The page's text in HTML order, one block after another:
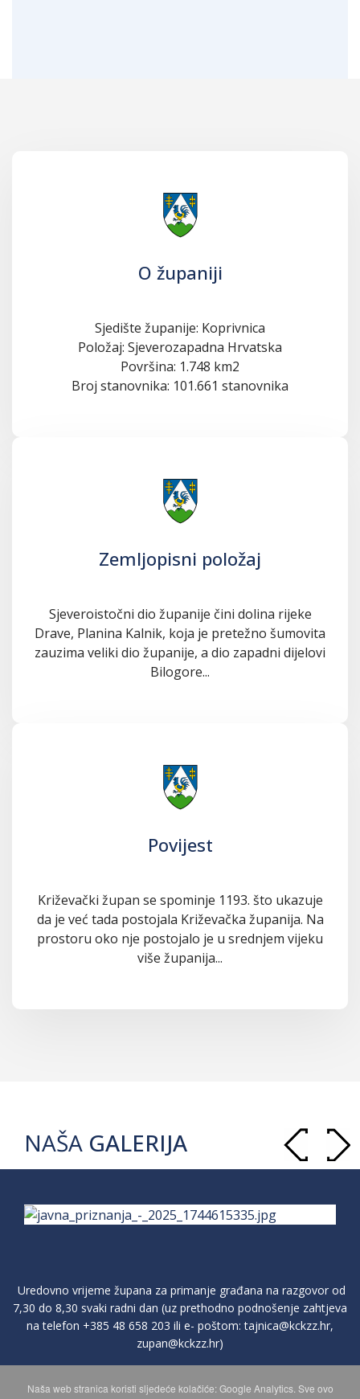
O županiji
Sjedište županije: Koprivnica
Položaj: Sjeverozapadna Hrvatska
Površina: 1.748 km2
Broj stanovnika: 101.661 stanovnika
Zemljopisni položaj
Sjeveroistočni dio županije čini dolina rijeke
Drave, Planina Kalnik, koja je pretežno šumovita
zauzima veliki dio županije, a dio zapadni dijelovi
Bilogore...
Povijest
Križevački župan se spominje 1193. što ukazuje
da je već tada postojala Križevačka županija. Na
prostoru oko nje postojalo je u srednjem vijeku
više županija...
NAŠA GALERIJA
Uredovno vrijeme župana za primanje građana na razgovor od
7,30 do 8,30 svaki radni dan (uz prethodno podnošenje zahtjeva
na telefon +385 48 658 203 ili e- poštom:tajnica@kckzz.hr,
zupan@kckzz.hr)
POLITIKA ZAŠTITE PRIVATNOSTI OSOBNIH PODATAKA
Naša web stranica koristi sljedeće kolačiće: Google Analytics. Sve ovo